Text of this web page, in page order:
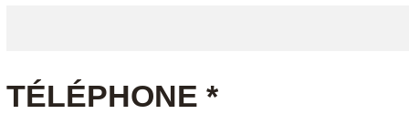
TÉLÉPHONE *